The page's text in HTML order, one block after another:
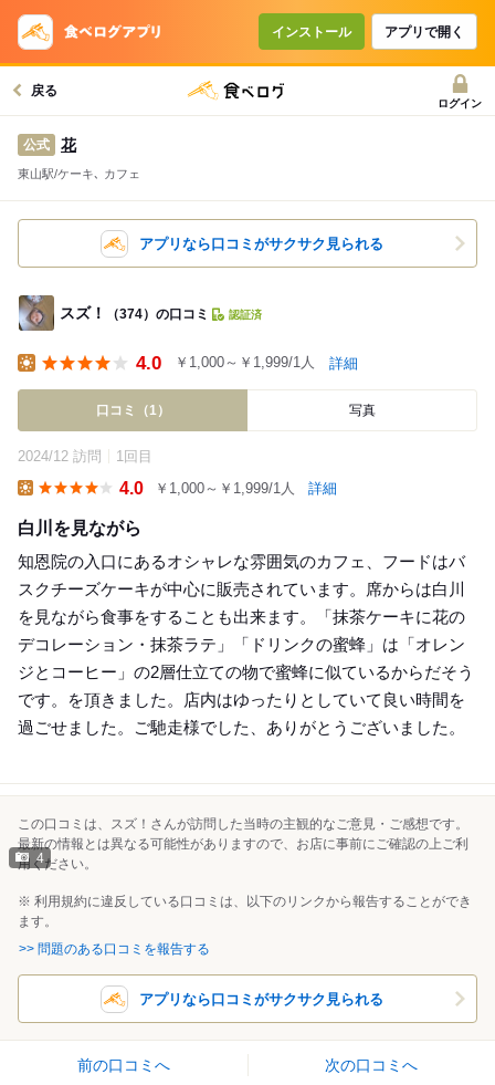
インストール アプリで開く
戻る
ログイン
公式 花
東山駅/ケーキ､ カフェ
アプリなら口コミがサクサク見られる
スズ！ （374）の口コミ 認証済
4.0 ￥1,000～￥1,999/1人 詳細
口コミ（1） 写真
2024/12 訪問 1回目
4.0 ￥1,000～￥1,999/1人 詳細
白川を見ながら
知恩院の入口にあるオシャレな雰囲気のカフェ、フードはバ
スクチーズケーキが中心に販売されています。席からは白川
を見ながら食事をすることも出来ます。「抹茶ケーキに花の
デコレーション・抹茶ラテ」「ドリンクの蜜蜂」は「オレン
ジとコーヒー」の2層仕立ての物で蜜蜂に似ているからだそう
です。を頂きました。店内はゆったりとしていて良い時間を
過ごせました。ご馳走様でした、ありがとうございました。
4
この口コミは、スズ！さんが訪問した当時の主観的なご意見・ご感想です。
最新の情報とは異なる可能性がありますので、お店に事前にご確認の上ご利
用ください。
※ 利用規約に違反している口コミは、以下のリンクから報告することができ
ます。
>> 問題のある口コミを報告する
アプリなら口コミがサクサク見られる
前の口コミへ 次の口コミへ